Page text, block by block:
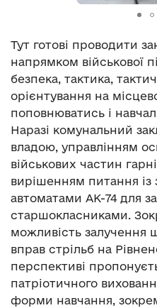
Тут готові проводити
напрямком військової
безпека, тактика,
орієнтування на
поповнюватись і
Наразі комунальний
владою, управлінням
військових частин
вирішенням питання із
автоматами АК-74 для
старшокласниками.
можливість залучення
вправ стрільб на
перспективі
патріотичного
форми навчання,